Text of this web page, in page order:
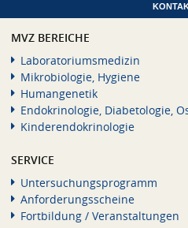
MVZ BEREICHE
Laboratoriumsmedizin
Mikrobiologie, Hygiene
Humangenetik
Endokrinologie, Diabetologie,
Kinderendokrinologie
SERVICE
Untersuchungsprogramm
Anforderungsscheine
Fortbildung / Veranstaltungen